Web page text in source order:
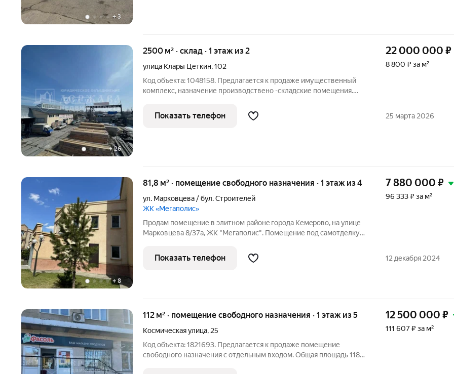
+3
+26
2500 м² · склад · 1 этаж из 2
улица Клары Цеткин,102
Код объекта: 1048158. Предлагается к продаже имущественный
комплекс, назначение производствено -складские помещения.
Комплекс состоит из административного здания в него включено
торгово-
22 000 000 ₽
8 800 ₽ за м²
Показать телефон 25 марта 2026
+8
81,8 м² · помещение свободного назначения · 1 этаж из 4
ул. Марковцева / бул. Строителей
ЖК «Мегаполис»
Продам помещение в элитнoм рaйонe города Kемeрово, на улице
Марковцева 8/37а, ЖК "Мегаполис". Помещение под самотделку,
использовать как для коммерческих, так и для жилых целей.
Имеется все для
7 880 000 ₽
96 333 ₽ за м²
Показать телефон 12 декабря 2024
112 м² · помещение свободного назначения · 1 этаж из 5
Космическая улица, 25
Код объекта: 1821693. Предлагается к продаже помещение
свободного назначения с отдельным входом. Общая площадь 118
12 500 000 ₽
111 607 ₽ за м²